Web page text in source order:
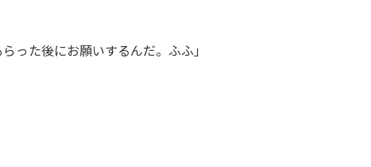
った後にお願いするんだ。ふふ」